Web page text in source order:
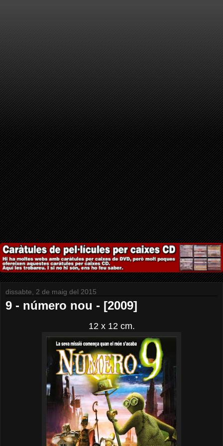
dissabte, 2 de maig del 2015
9 - número nou - [2009]
12 x 12 cm.